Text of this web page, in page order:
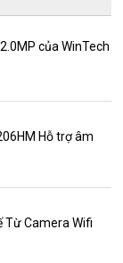
của WinTech
Hỗ trợ âm
Từ Camera Wifi